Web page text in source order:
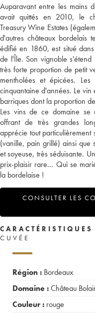
Auparavant entre les mains
avait quittés en 2010, le
Treasury Wine Estates
d'autres châteaux bordelais
édifié en 1860, est situé
de l'Île. Son vignoble
très forte proportion de petit
mentholées et épicées.
cinquantaine d'années. Le vin
barriques dont la proportion
Les vins de ce domaine se
offrant de très grandes
apprécie tout
(vanille, pain grillé) ainsi que
et soyeuse, très séduisante.
prix-plaisir rare... Qui se
la bordelaise !
CONSULTER LES
CARACTÉRISTIQUES
CUVÉE
Région : Bordeaux
Domaine :Château
Couleur : rouge